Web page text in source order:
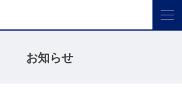
お知らせ